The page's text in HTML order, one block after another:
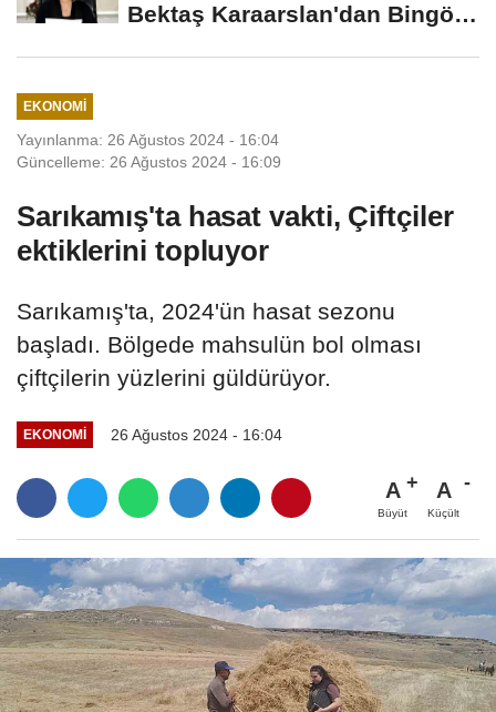
Bektaş Karaarslan'dan Bingöl
EKONOMI
Yayınlanma: 26 Ağustos 2024 - 16:04
Güncelleme: 26 Ağustos 2024 - 16:09
Sarıkamış'ta hasat vakti, Çiftçiler
ektiklerini topluyor
Sarıkamış'ta, 2024'ün hasat sezonu
başladı. Bölgede mahsulün bol olması
çiftçilerin yüzlerini güldürüyor.
EKONOMI 26 Ağustos 2024 - 16:04
A
Büyüt
A
Küçült